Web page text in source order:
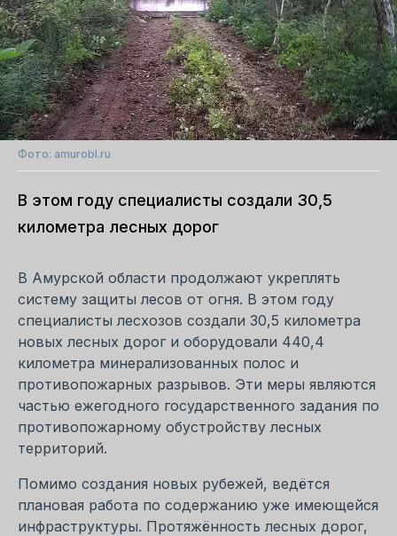
Фото: amurobl.ru
В этом году специалисты создали 30,5
километра лесных дорог
В Амурской области продолжают укреплять
систему защиты лесов от огня. В этом году
специалисты лесхозов создали 30,5 километра
новых лесных дорог и оборудовали 440,4
километра минерализованных полос и
противопожарных разрывов. Эти меры являются
частью ежегодного государственного задания по
противопожарному обустройству лесных
территорий.
Помимо создания новых рубежей, ведётся
плановая работа по содержанию уже имеющейся
инфраструктуры. Протяжённость лесных дорог,